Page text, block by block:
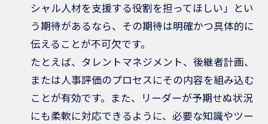
シャル人材を支援する役割を担ってほしい」とい
う期待があるなら、その期待は明確かつ具体的に
伝えることが不可欠です。
たとえば、タレントマネジメント、後継者計画、
または人事評価のプロセスにその内容を組み込む
ことが有効です。また、リーダーが予期せぬ状況
にも柔軟に対応できるように、必要な知識やツー